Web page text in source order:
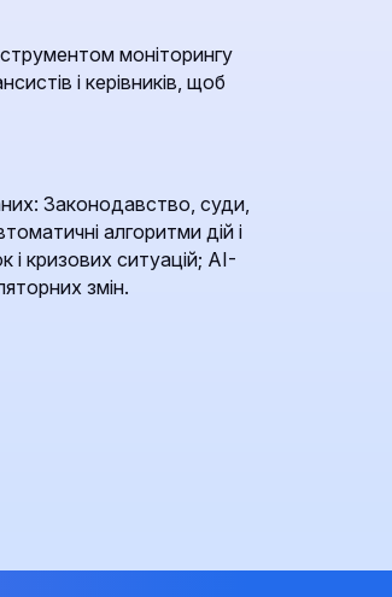
моніторингу
і керівників, щоб
Законодавство, суди,
алгоритми дій і
і кризових ситуацій; AI-
змін.